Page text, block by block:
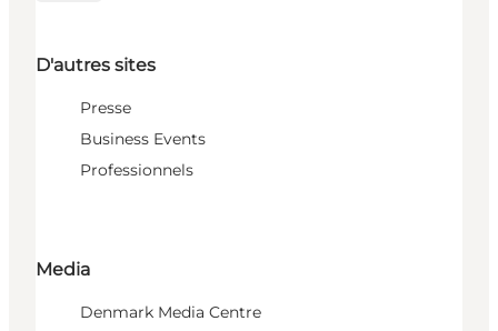
D'autres sites
Presse
Business Events
Professionnels
Media
Denmark Media Centre